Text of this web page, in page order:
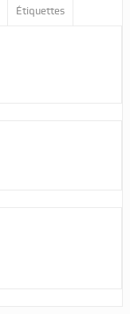
Étiquettes